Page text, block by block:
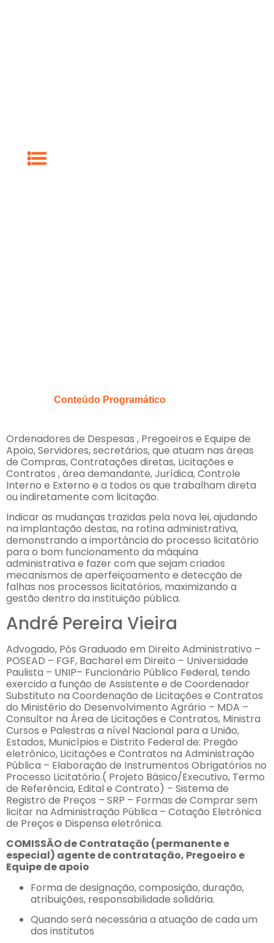
Conteúdo Programático
Ordenadores de Despesas , Pregoeiros e Equipe de
Apoio, Servidores, secretários, que atuam nas áreas
de Compras, Contratações diretas, Licitações e
Contratos , área demandante, Jurídica, Controle
Interno e Externo e a todos os que trabalham direta
ou indiretamente com licitação.
Indicar as mudanças trazidas pela nova lei, ajudando
na implantação destas, na rotina administrativa,
demonstrando a importância do processo licitatório
para o bom funcionamento da máquina
administrativa e fazer com que sejam criados
mecanismos de aperfeiçoamento e detecção de
falhas nos processos licitatórios, maximizando a
gestão dentro da instituição pública.
André Pereira Vieira
Advogado, Pós Graduado em Direito Administrativo –
POSEAD – FGF, Bacharel em Direito – Universidade
Paulista – UNIP– Funcionário Público Federal, tendo
exercido a função de Assistente e de Coordenador
Substituto na Coordenação de Licitações e Contratos
do Ministério do Desenvolvimento Agrário – MDA –
Consultor na Área de Licitações e Contratos, Ministra
Cursos e Palestras a nível Nacional para a União,
Estados, Municípios e Distrito Federal de: Pregão
eletrônico, Licitações e Contratos na Administração
Pública – Elaboração de Instrumentos Obrigatórios no
Processo Licitatório.( Projeto Básico/Executivo, Termo
de Referência, Edital e Contrato) – Sistema de
Registro de Preços – SRP – Formas de Comprar sem
licitar na Administração Pública – Cotação Eletrônica
de Preços e Dispensa eletrônica.
COMISSÃO de Contratação (permanente e
especial) agente de contratação, Pregoeiro e
Equipe de apoio
Forma de designação, composição, duração,
atribuições, responsabilidade solidária.
Quando será necessária a atuação de cada um
dos institutos